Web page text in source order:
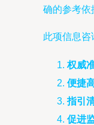
确的参考依
此项信息咨
权威
便捷
指引
促进